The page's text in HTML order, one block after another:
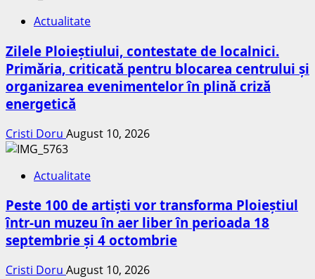
Actualitate
Zilele Ploieștiului, contestate de localnici.
Primăria, criticată pentru blocarea centrului și
organizarea evenimentelor în plină criză
energetică
Cristi Doru August 10, 2026
Actualitate
Peste 100 de artiști vor transforma Ploieștiul
într-un muzeu în aer liber în perioada 18
septembrie și 4 octombrie
Cristi Doru August 10, 2026